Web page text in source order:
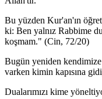
Bu yüzden Kur'an'ın
ki: Ben yalnız Rabbime
koşmam." (Cin, 72/20)
Bugün yeniden
varken kimin kapısına
Dualarımızı kime